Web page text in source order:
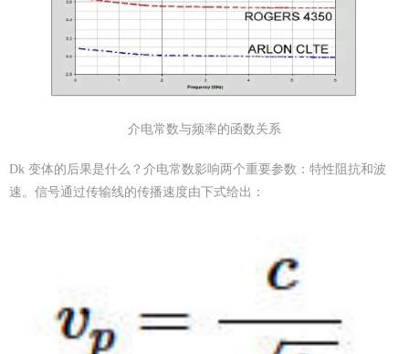
介电常数与频率的函数关系
Dk 变体的后果是什么？介电常数影响两个重要参数：特性阻抗和波
速。信号通过传输线的传播速度由下式给出：